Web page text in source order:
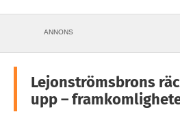
ANNONS
Lejonströmsbrons
upp –